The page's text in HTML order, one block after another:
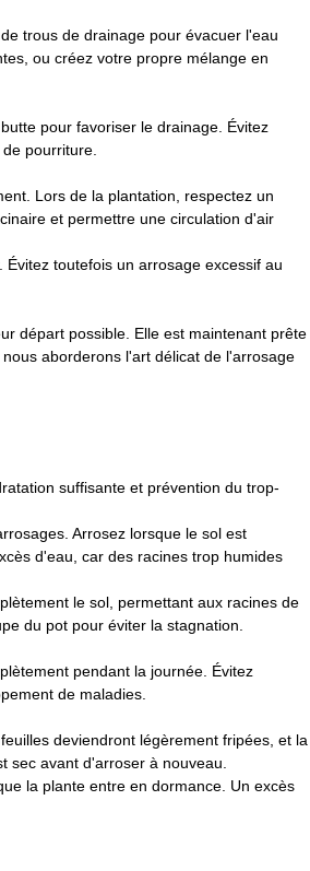
trous de drainage pour évacuer l'eau
ou créez votre propre mélange en
pour favoriser le drainage. Évitez
pourriture.
Lors de la plantation, respectez un
et permettre une circulation d'air
toutefois un arrosage excessif au
départ possible. Elle est maintenant prête
aborderons l'art délicat de l'arrosage
suffisante et prévention du trop-
Arrosez lorsque le sol est
d'eau, car des racines trop humides
le sol, permettant aux racines de
du pot pour éviter la stagnation.
pendant la journée. Évitez
de maladies.
deviendront légèrement fripées, et la
sec avant d'arroser à nouveau.
la plante entre en dormance. Un excès